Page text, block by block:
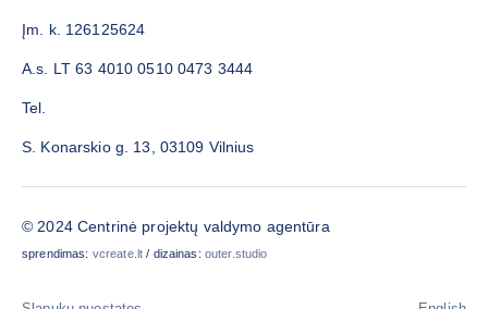
Įm. k. 126125624
A.s. LT 63 4010 0510 0473 3444
Tel.
S. Konarskio g. 13, 03109 Vilnius
© 2024 Centrinė projektų valdymo agentūra
sprendimas: vcreate.lt / dizainas: outer.studio